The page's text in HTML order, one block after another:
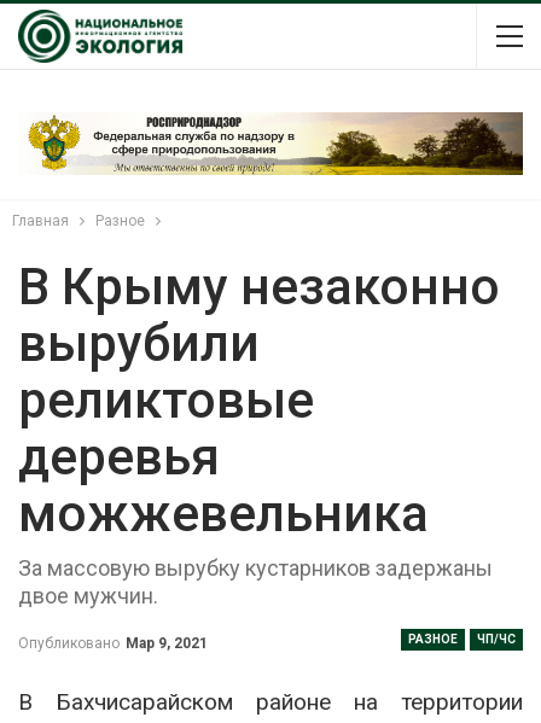
Главная Разное
В Крыму незаконно
вырубили
реликтовые
деревья
можжевельника
За массовую вырубку кустарников задержаны
двое мужчин.
РАЗНОЕ ЧП/ЧС
Опубликовано Мар 9, 2021
В Бахчисарайском районе на территории